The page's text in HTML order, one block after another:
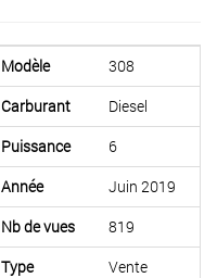
Modèle
308
Carburant
Diesel
Puissance
6
Année
Juin 2019
Nb de vues
819
Type Vente